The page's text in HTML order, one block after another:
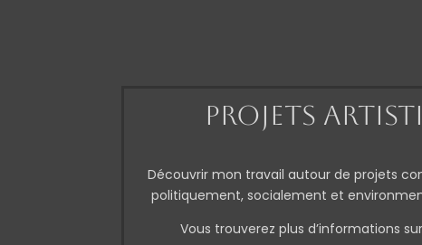
Projets
Découvrir mon travail autour de projets
politiquement, socialement et
Vous trouverez plus d’informations